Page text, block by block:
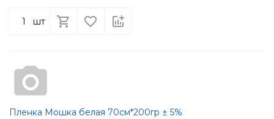
шт
Пленка Мошка белая 70см*200гр ± 5%